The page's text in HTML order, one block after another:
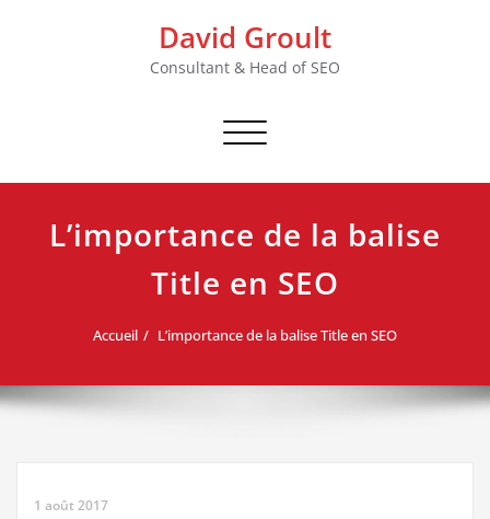
David Groult
Consultant & Head of SEO
Afficher/masquer
navigation
L’importance de la balise
Title en SEO
Accueil L’importance de la balise Title en SEO
1 août 2017